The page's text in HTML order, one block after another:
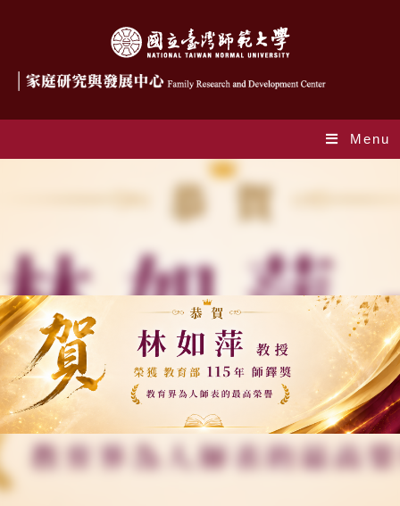
Menu
Index